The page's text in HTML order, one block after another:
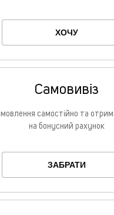
ХОЧУ
Самовивіз
самостійно та
на бонусний рахунок
ЗАБРАТИ